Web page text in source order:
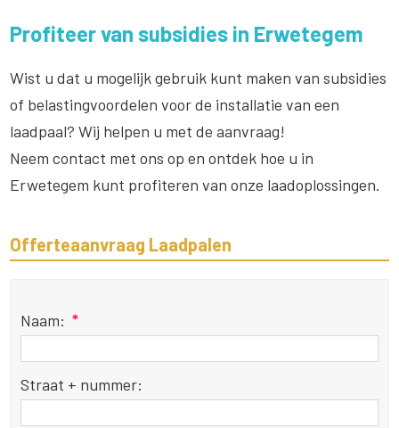
Profiteer van subsidies in Erwetegem
Wist u dat u mogelijk gebruik kunt maken van subsidies
of belastingvoordelen voor de installatie van een
laadpaal? Wij helpen u met de aanvraag!
Neem contact met ons op en ontdek hoe u in
Erwetegem kunt profiteren van onze laadoplossingen.
Offerteaanvraag Laadpalen
Naam: *
Straat + nummer: